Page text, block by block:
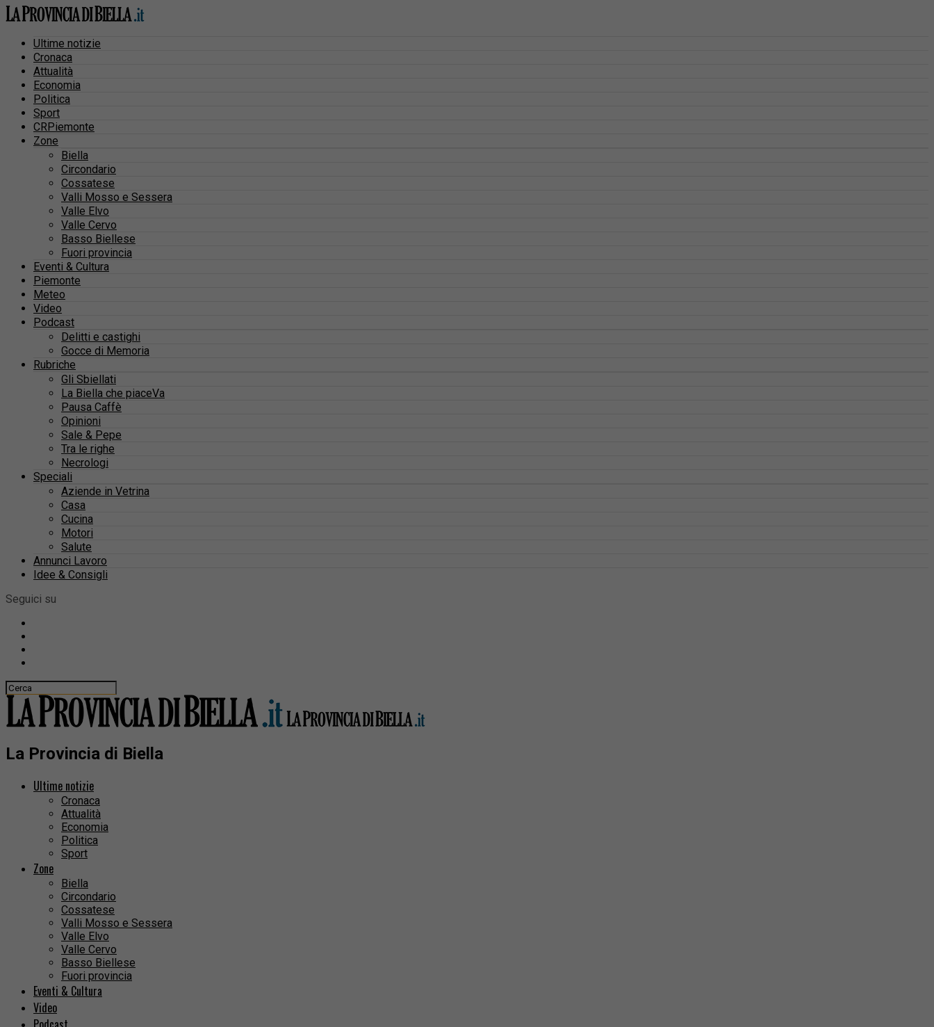
Ultime notizie
Cronaca
Attualità
Economia
Politica
Sport
CRPiemonte
Zone
Biella
Circondario
Cossatese
Valli Mosso e Sessera
Valle Elvo
Valle Cervo
Basso Biellese
Fuori provincia
Eventi & Cultura
Piemonte
Meteo
Video
Podcast
Delitti e castighi
Gocce di Memoria
Rubriche
Gli Sbiellati
La Biella che piaceVa
Pausa Caffè
Opinioni
Sale & Pepe
Tra le righe
Necrologi
Speciali
Aziende in Vetrina
Casa
Cucina
Motori
Salute
Annunci Lavoro
Idee & Consigli
Seguici su
La Provincia di Biella
Ultime notizie
Cronaca
Attualità
Economia
Politica
Sport
Zone
Biella
Circondario
Cossatese
Valli Mosso e Sessera
Valle Elvo
Valle Cervo
Basso Biellese
Fuori provincia
Eventi & Cultura
Video